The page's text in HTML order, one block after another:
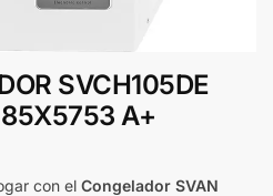
SVCH105DE
A+
con el Congelador SVAN